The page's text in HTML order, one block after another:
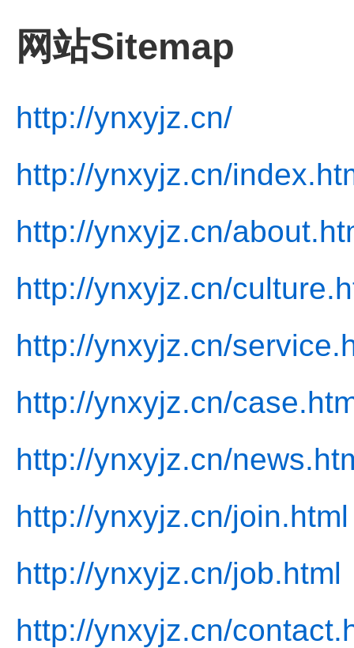
网站Sitemap
http://ynxyjz.cn/
http://ynxyjz.cn/
http://ynxyjz.cn/
http://ynxyjz.cn/
http://ynxyjz.cn/
http://ynxyjz.cn/
http://ynxyjz.cn/
http://ynxyjz.cn/join.html
http://ynxyjz.cn/job.html
http://ynxyjz.cn/